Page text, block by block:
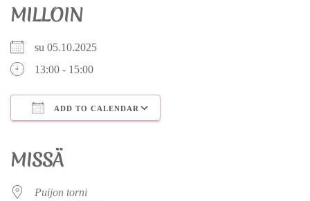
MILLOIN
su 05.10.2025
13:00 - 15:00
ADD TO CALENDAR
MISSÄ
Puijon torni